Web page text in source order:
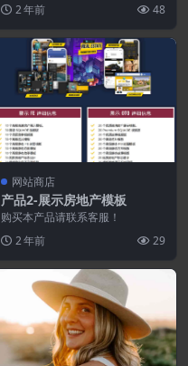
模板就是...
2 年前 48
网站商店
产品2-展示房地产模板
购买本产品请联系客服！
2 年前
29